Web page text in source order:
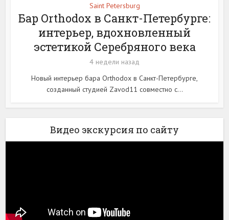
Saint Petersburg
Бар Orthodox в Санкт-Петербурге:
интерьер, вдохновленный
эстетикой Серебряного века
4 недели назад
Новый интерьер бара Orthodox в Санкт-Петербурге,
созданный студией Zavod11 совместно с...
Видео экскурсия по сайту